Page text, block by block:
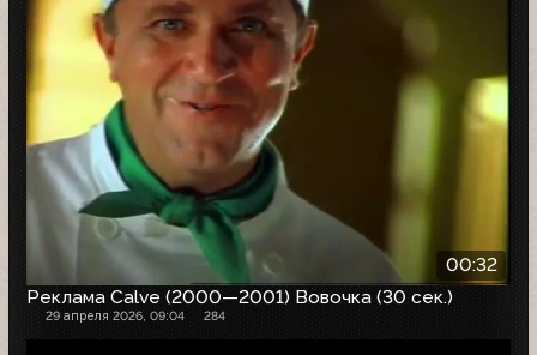
00:32
Реклама Calve (2000—2001) Вовочка (30 сек.)
29 апреля 2026, 09:04 284